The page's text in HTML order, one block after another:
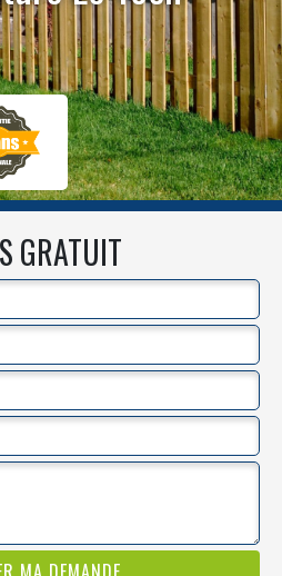
GRATUIT